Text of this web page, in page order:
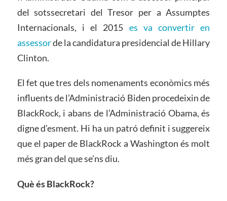
del sotssecretari del Tresor per a Assumptes
Internacionals, i el 2015 es va convertir en
assessorde la candidatura presidencial de Hillary
Clinton.
El fet que tres dels nomenaments econòmics més
influents de l’Administració Biden procedeixin de
BlackRock, i abans de l’Administració Obama, és
digne d’esment. Hi ha un patró definit i suggereix
que el paper de BlackRock a Washington és molt
més gran del que se’ns diu.
Què és BlackRock?